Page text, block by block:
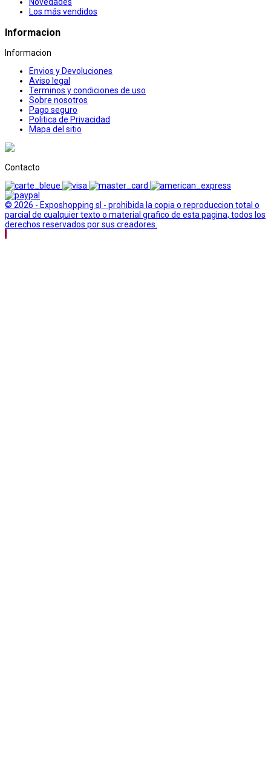
Novedades
Los más vendidos
Informacion
Informacion
Envios y Devoluciones
Aviso legal
Terminos y condiciones de uso
Sobre nosotros
Pago seguro
Politica de Privacidad
Mapa del sitio
Contacto
© 2026 - Exposhopping sl - prohibida la copia o reproduccion total o
parcial de cualquier texto o material grafico de esta pagina, todos los
derechos reservados por sus creadores.